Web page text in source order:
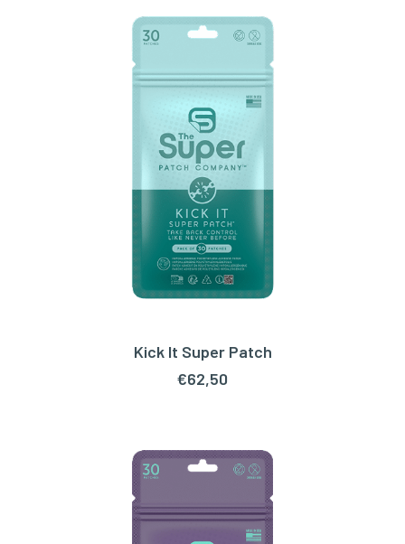
TOEVOEGEN AAN WINKELWAGEN
Kick It Super Patch
€62,50